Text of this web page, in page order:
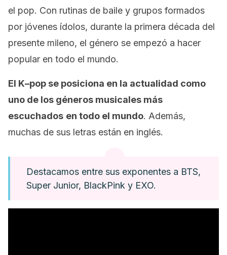
el pop. Con rutinas de baile y grupos formados
por jóvenes ídolos, durante la primera década del
presente mileno, el género se empezó a hacer
popular en todo el mundo.
El K–pop se posiciona en la actualidad como
uno de los géneros musicales más
escuchados en todo el mundo. Además,
muchas de sus letras están en inglés.
Destacamos entre sus exponentes a BTS,
Super Junior, BlackPink y EXO.